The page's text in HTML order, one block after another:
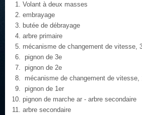
Volant à deux masses
embrayage
butée de débrayage
arbre primaire
mécanisme de changement de vitesse,
pignon de 3e
pignon de 2e
mécanisme de changement de vitesse,
pignon de 1er
pignon de marche ar - arbre secondaire
arbre secondaire